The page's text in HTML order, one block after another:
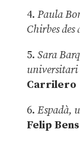
4. Paula
Chirbes des
5. Sara
universitari
Carrilero
6. Espadà,
Felip Bens